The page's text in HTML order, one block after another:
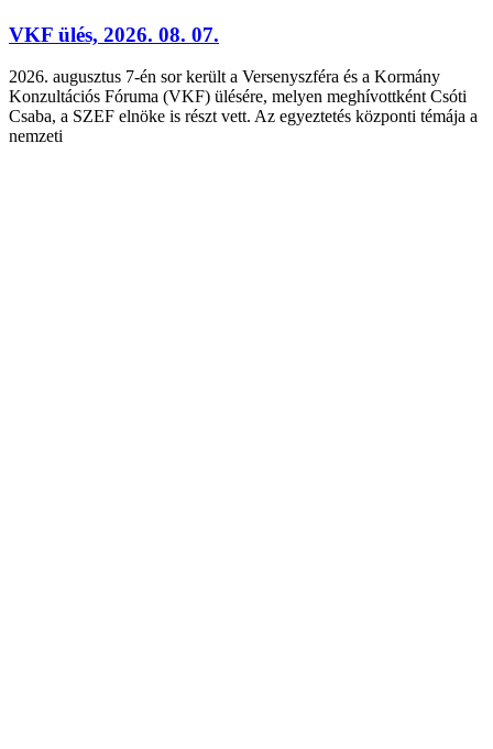
VKF ülés, 2026. 08. 07.
2026. augusztus 7-én sor került a Versenyszféra és a Kormány
Konzultációs Fóruma (VKF) ülésére, melyen meghívottként Csóti
Csaba, a SZEF elnöke is részt vett. Az egyeztetés központi témája a
nemzeti